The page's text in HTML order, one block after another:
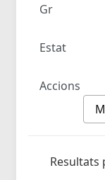
Gr
Estat
Accions
Resultats